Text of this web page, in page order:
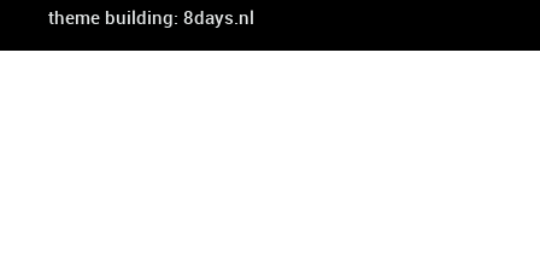
theme building: 8days.nl